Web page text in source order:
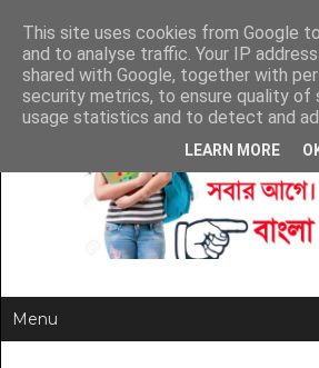
This site uses cookies from Google
and to analyse traffic. Your IP
shared with Google, together with
security metrics, to ensure quality of
usage statistics and to detect and
LEARN MORE